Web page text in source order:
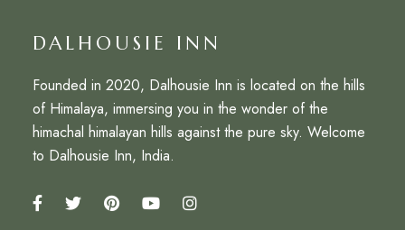
DALHOUSIE INN
Founded in 2020, Dalhousie Inn is located on the hills
of Himalaya, immersing you in the wonder of the
himachal himalayan hills against the pure sky. Welcome
to Dalhousie Inn, India.